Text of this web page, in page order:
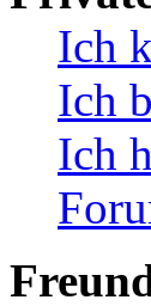
Ich
Ich
Ich